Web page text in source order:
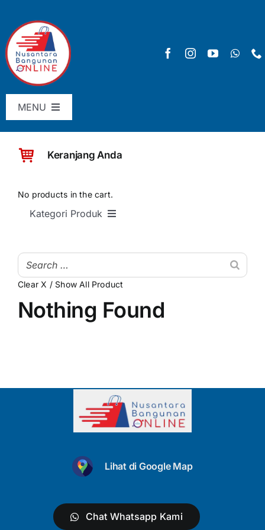
content
MENU
Menu Utama
Pricelist
SHOP
Checkout
My Account
Keranjang Anda
No products in the cart.
Kategori Produk
Material Bangunan Dasar
Atap & Penutup Bangunan
Struktur & Rangka
Kamar Mandi & Sanitair
Pengecetan & Pelapis
Produk Besi & Metal Lainnya
Uncategorized
Clear X / Show All Product
Nothing Found
Lihat di Google Map
Chat Whatsapp Kami